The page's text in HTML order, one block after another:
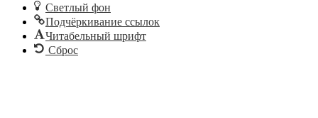
Светлый фон
Подчёркивание ссылок
Читабельный шрифт
Сброс